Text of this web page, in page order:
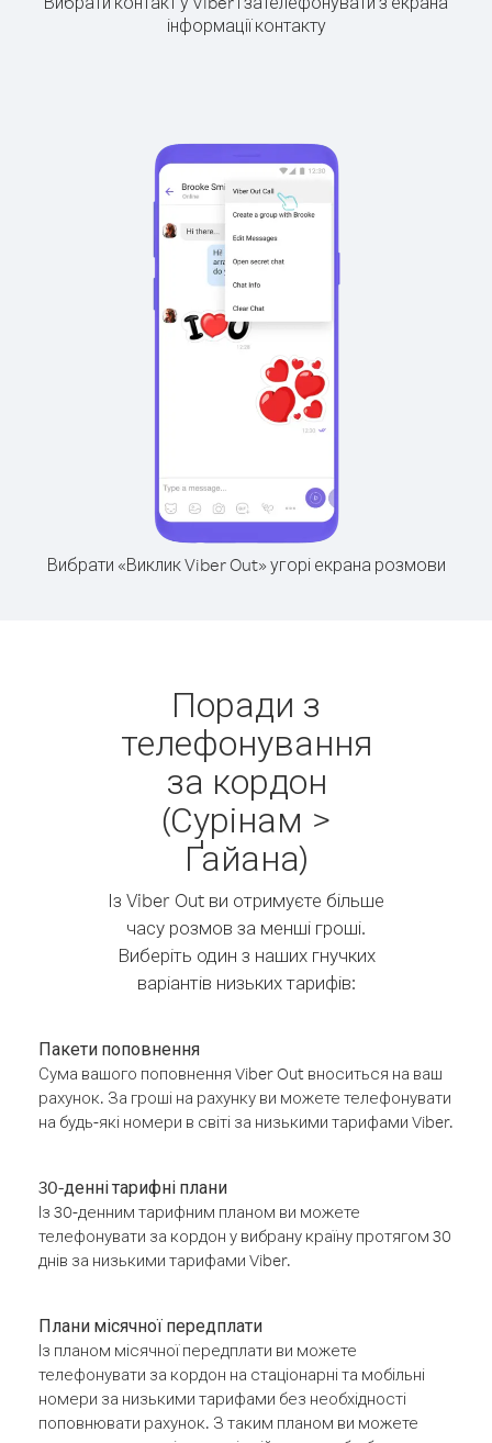
інформації контакту
Вибрати «Виклик Viber Out» угорі екрана розмови
Поради з
телефонування
за кордон
(Сурінам >
Ґайана)
Із Viber Out ви отримуєте більше
часу розмов за менші гроші.
Виберіть один з наших гнучких
варіантів низьких тарифів:
Пакети поповнення
Сума вашого поповнення Viber Out вноситься на ваш
рахунок. За гроші на рахунку ви можете телефонувати
на будь-які номери в світі за низькими тарифами Viber.
30-денні тарифні плани
Із 30-денним тарифним планом ви можете
телефонувати за кордон у вибрану країну протягом 30
днів за низькими тарифами Viber.
Плани місячної передплати
Із планом місячної передплати ви можете
телефонувати за кордон на стаціонарні та мобільні
номери за низькими тарифами без необхідності
поповнювати рахунок. З таким планом ви можете